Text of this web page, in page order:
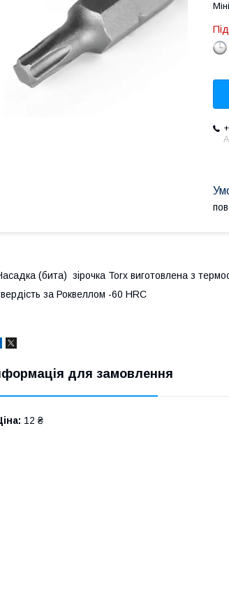
(бита) зірочка Torx виготовлена з
за Роквеллом -60 HRC
для замовлення
12 ₴